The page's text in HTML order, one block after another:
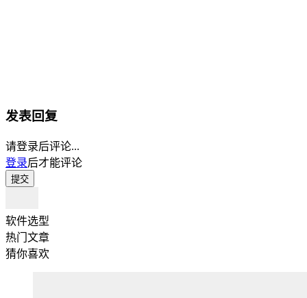
发表回复
请登录后评论...
登录后才能评论
提交
软件选型
热门文章
猜你喜欢